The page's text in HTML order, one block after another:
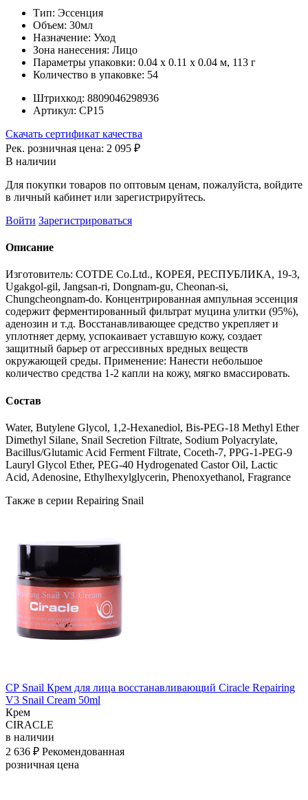
Тип: Эссенция
Объем: 30мл
Назначение: Уход
Зона нанесения: Лицо
Параметры упаковки: 0.04 x 0.11 x 0.04 м, 113 г
Количество в упаковке: 54
Штрихкод: 8809046298936
Артикул: СР15
Скачать сертификат качества
Рек. розничная цена: 2 095 ₽
В наличии
Для покупки товаров по оптовым ценам, пожалуйста, войдите
в личный кабинет или зарегистрируйтесь.
Войти Зарегистрироваться
Описание
Изготовитель: COTDE Co.Ltd., КОРЕЯ, РЕСПУБЛИКА, 19-3,
Ugakgol-gil, Jangsan-ri, Dongnam-gu, Cheonan-si,
Chungcheongnam-do. Концентрированная ампульная эссенция
содержит ферментированный фильтрат муцина улитки (95%),
аденозин и т.д. Восстанавливающее средство укрепляет и
уплотняет дерму, успокаивает уставшую кожу, создает
защитный барьер от агрессивных вредных веществ
окружающей среды. Применение: Нанести небольшое
количество средства 1-2 капли на кожу, мягко вмассировать.
Состав
Water, Butylene Glycol, 1,2-Hexanediol, Bis-PEG-18 Methyl Ether
Dimethyl Silane, Snail Secretion Filtrate, Sodium Polyacrylate,
Bacillus/Glutamic Acid Ferment Filtrate, Coceth-7, PPG-1-PEG-9
Lauryl Glycol Ether, PEG-40 Hydrogenated Castor Oil, Lactic
Acid, Adenosine, Ethylhexylglycerin, Phenoxyethanol, Fragrance
Также в серии Repairing Snail
СР Snail Крем для лица восстанавливающий Ciracle Repairing
V3 Snail Cream 50ml
Крем
CIRACLE
в наличии
2 636 ₽ Рекомендованная
розничная цена